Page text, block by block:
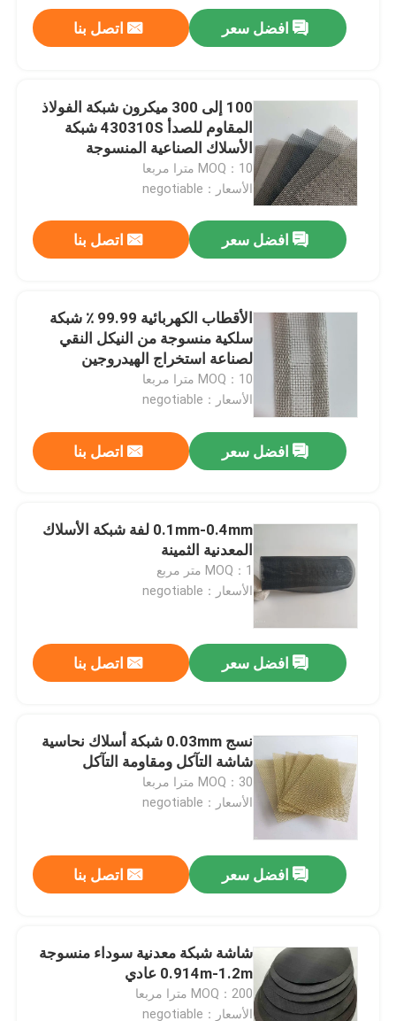
منتجات
جولة في المعمل
اتصل بنا
اطلب اقتباس
شبكة منسوجة من الفولاذ المقاوم للصدأ
شبكة أمان من الفولاذ المقاوم للصدأ
شبكة نافذة الفولاذ المقاوم للصدأ
افضل سعر اتصل بنا
100 إلى 300 ميكرون شبكة الفولاذ
المقاوم للصدأ 430310S شبكة
الأسلاك الصناعية المنسوجة
MOQ：10 مترا مربعا
الأسعار：negotiable
افضل سعر اتصل بنا
الأقطاب الكهربائية 99.99 ٪ شبكة
سلكية منسوجة من النيكل النقي
لصناعة استخراج الهيدروجين
MOQ：10 مترا مربعا
الأسعار：negotiable
افضل سعر اتصل بنا
0.1mm-0.4mm لفة شبكة الأسلاك
المعدنية الثمينة
MOQ：1 متر مربع
الأسعار：negotiable
افضل سعر اتصل بنا
نسج 0.03mm شبكة أسلاك نحاسية
شاشة التآكل ومقاومة التآكل
MOQ：30 مترا مربعا
الأسعار：negotiable
افضل سعر اتصل بنا
شاشة شبكة معدنية سوداء منسوجة
0.914m-1.2m عادي
MOQ：200 مترا مربعا
الأسعار：negotiable